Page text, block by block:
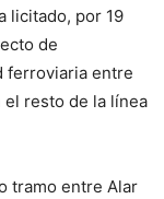
licitado, por 19
de
ferroviaria entre
el resto de la línea
tramo entre Alar